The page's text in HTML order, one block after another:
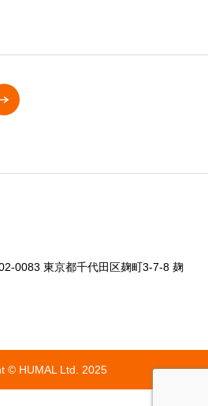
0083 東京都千代田区麹町3-7-8 麹
© HUMAL Ltd. 2025